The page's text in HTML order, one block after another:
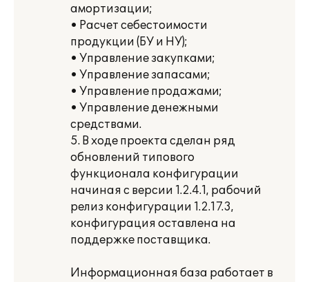
амортизации;
• Расчет себестоимости
продукции (БУ и НУ);
• Управление закупками;
• Управление запасами;
• Управление продажами;
• Управление денежными
средствами.
5. В ходе проекта сделан ряд
обновлений типового
функционала конфигурации
начиная с версии 1.2.4.1, рабочий
релиз конфигурации 1.2.17.3,
конфигурация оставлена на
поддержке поставщика.
Информационная база работает в